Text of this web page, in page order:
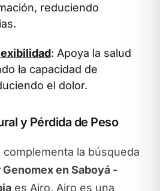
reduciendo
: Apoya la salud
la capacidad de
el dolor.
y Pérdida de Peso
la búsqueda
en Saboyá -
es Airo. Airo es una